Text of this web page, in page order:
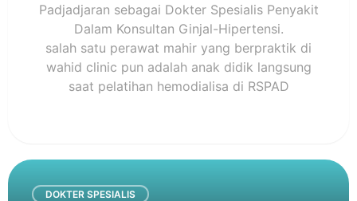
Padjadjaran sebagai Dokter Spesialis Penyakit
Dalam Konsultan Ginjal-Hipertensi.
salah satu perawat mahir yang berpraktik di
wahid clinic pun adalah anak didik langsung
saat pelatihan hemodialisa di RSPAD
DOKTER SPESIALIS